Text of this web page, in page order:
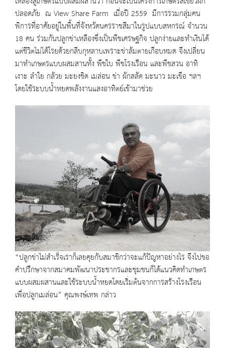
ปลอดภัย ณ View Share Farm เมื่อปี 2559 มีการรวมกลุ่มคน
พิการที่อาศัยอยู่ในพื้นที่จังหวัดนครราชสีมาในรูปแบบสหกรณ์ จำนวน
18 คน ร่วมกันปลูกข่าเหลืองซึ่งเป็นพืชเศรษฐกิจ ปลูกง่ายและทำเงินได้
แต่ชีวิตไม่ได้โรยด้วยกลีบกุหลาบเพราะข่าล้มตายเกือบหมด จึงเปลี่ยน
มาทำเกษตรแบบผสมสานทั้ง พืชใบ พืชโรงเรือน และพืชสวน อาทิ
เงาะ ลำใย กล้วย มะยงชิด เมล่อน ข่า ผักสลัด มะนาว มะเขือ ฯลฯ
โดยใช้ระบบน้ำหยดพลังงานแสงอาทิตย์เข้ามาช่วย
“ปลูกข่าไม่สำเร็จเราก็เลยคุยกับสมาชิกว่าจะแก้ปัญหาอย่างไร จึงไปขอ
คำปรึกษาจากสมาคมพัฒนาประชากรและชุมชนก็ได้แนวคิดทำเกษตร
แบบผสมผสานและใช้ระบบน้ำหยดโดยเริ่มต้นจากการสร้างโรงเรือน
เพื่อปลูกเมล่อน” คุณพงษ์เทพ กล่าว